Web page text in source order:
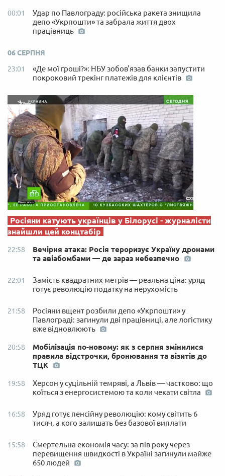
00:01
Удар по Павлограду: російська ракета знищила
депо «Укрпошти» та забрала життя двох
працівниць
06 СЕРПНЯ
23:01
«Де мої гроші?»: НБУ зобов'язав банки запустити
покроковий трекінг платежів для клієнтів
Росіяни катують українців у Білорусі - журналісти
знайшли цей концтабір
22:58
Вечірня атака: Росія тероризує Україну дронами
та авіабомбами — де зараз небезпечно
22:01
Замість квадратних метрів — реальна ціна: уряд
готує революцію податку на нерухомість
21:58
Росіяни вщент розбили депо «Укрпошти» у
Павлограді: загинули дві працівниці, але логістику
вже відновлюють
20:58
Мобілізація по-новому: як з серпня змінилися
правила відстрочки, бронювання та візитів до
ТЦК
19:58
Херсон у суцільній темряві, а Львів — частково: що
коїться з енергосистемою та коли чекати світла
16:58
Уряд готує пенсійну революцію: кому світить 6
тисяч, а кого залишать без базової виплати
15:58
Смертельна економія часу: за пів року через
перевищення швидкості в Україні загинули майже
650 людей